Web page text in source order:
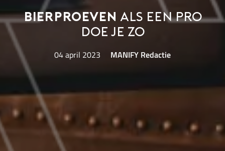
Bierproeven als een pro
doe je zo
04 april 2023 MANIFY Redactie